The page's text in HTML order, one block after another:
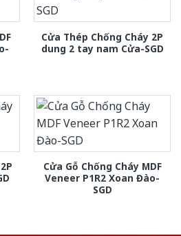
Cửa Thép Chống Cháy 2P
dung 2 tay nam Cửa-SGD
Cửa Gỗ Chống Cháy MDF
Veneer P1R2 Xoan Đào-
SGD